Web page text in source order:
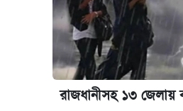
রাজধানীসহ ১৩ জেলায়